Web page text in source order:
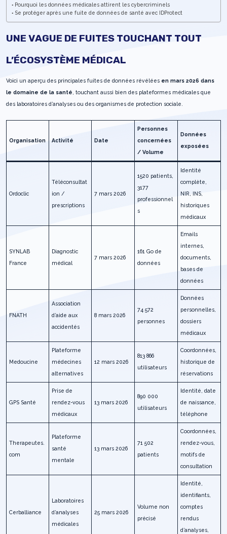
Pourquoi les données médicales attirent les cybercriminels
Se protéger après une fuite de données de santé avec IDProtect
UNE VAGUE DE FUITES TOUCHANT TOUT
L’ÉCOSYSTÈME MÉDICAL
Voici un aperçu des principales fuites de données révélées en mars 2026 dans
le domaine de la santé , touchant aussi bien des plateformes médicales que
des laboratoires d’analyses ou des organismes de protection sociale.
Organisation Activité Date
Personnes
concernées
/ Volume
Données
exposées
Ordoclic
Téléconsultat
ion /
prescriptions
7 mars 2026
1520 patients,
3177
professionnel
s
Identité
complète,
NIR, INS,
historiques
médicaux
SYNLAB
France
Diagnostic
médical
7 mars 2026
161 Go de
données
Emails
internes,
documents,
bases de
données
FNATH
Association
d’aide aux
accidentés
8 mars 2026
74 572
personnes
Données
personnelles,
dossiers
médicaux
Medoucine
Plateforme
médecines
alternatives
12 mars 2026
813 866
utilisateurs
Coordonnées,
historique de
réservations
GPS Santé
Prise de
rendez-vous
médicaux
13 mars 2026
890 000
utilisateurs
Identité, date
de naissance,
téléphone
Therapeutes.
com
Plateforme
santé
mentale
13 mars 2026
71 502
patients
Coordonnées,
rendez-vous,
motifs de
consultation
Cerballiance
Laboratoires
d’analyses
médicales
25 mars 2026
Volume non
précisé
Identité,
identifiants,
comptes
rendus
d’analyses,